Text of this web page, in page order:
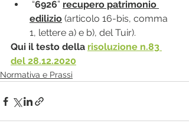
“6926” recupero patrimonio
edilizio (articolo 16-bis, comma
1, lettere a) e b), del Tuir).
Qui il testo della risoluzione n.83
del 28.12.2020
Normativa e Prassi